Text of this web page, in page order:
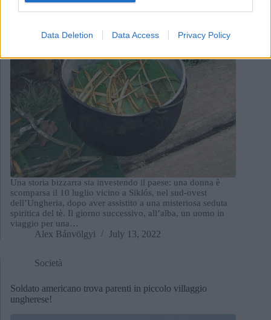
Data Deletion Data Access Privacy Policy
Una storia bizzarra sta investendo il paese: una donna è
scomparsa il 10 luglio vicino a Siklós, nel sud-ovest
dell’Ungheria, dopo aver assistito a una misteriosa seduta
spiritica del tè. Il giorno successivo, all’alba, un uomo in
viaggio per una…
Alex Bánvölgyi July 13, 2022
Società
Soldato americano trova parenti in piccolo villaggio
ungherese!